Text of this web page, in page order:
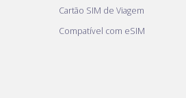
Cartão SIM de Viagem
Compatível com eSIM